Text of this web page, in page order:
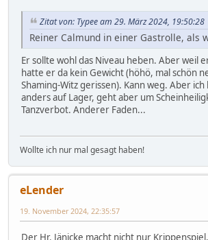
Zitat von: Typee am 29. März 2024, 19:50:28
Reiner Calmund in einer Gastrolle, als
Er sollte wohl das Niveau heben. Aber weil
hatte er da kein Gewicht (höhö, mal schön
Shaming-Witz gerissen). Kann weg. Aber ich
anders auf Lager, geht aber um
Tanzverbot. Anderer Faden...
Wollte ich nur mal gesagt haben!
eLender
19. November 2024, 22:35:57
Der Hr. Jänicke macht nicht nur